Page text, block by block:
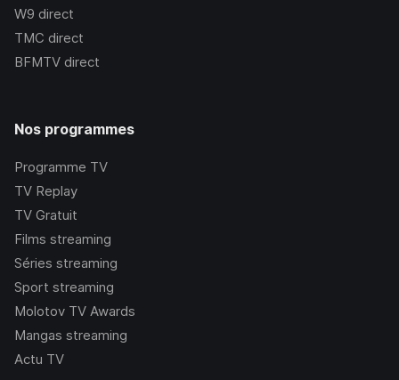
W9 direct
TMC direct
BFMTV direct
Nos programmes
Programme TV
TV Replay
TV Gratuit
Films streaming
Séries streaming
Sport streaming
Molotov TV Awards
Mangas streaming
Actu TV